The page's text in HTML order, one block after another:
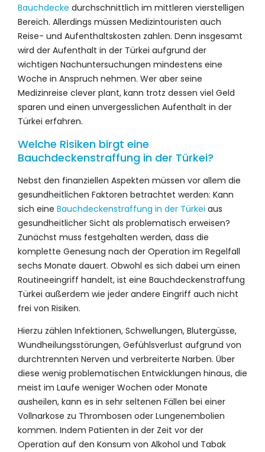
Bauchdecke durchschnittlich im mittleren vierstelligen
Bereich. Allerdings müssen Medizintouristen auch
Reise- und Aufenthaltskosten zahlen. Denn insgesamt
wird der Aufenthalt in der Türkei aufgrund der
wichtigen Nachuntersuchungen mindestens eine
Woche in Anspruch nehmen. Wer aber seine
Medizinreise clever plant, kann trotz dessen viel Geld
sparen und einen unvergesslichen Aufenthalt in der
Türkei erfahren.
Welche Risiken birgt eine
Bauchdeckenstraffung in der Türkei?
Nebst den finanziellen Aspekten müssen vor allem die
gesundheitlichen Faktoren betrachtet werden: Kann
sich eine Bauchdeckenstraffung in der Türkei aus
gesundheitlicher Sicht als problematisch erweisen?
Zunächst muss festgehalten werden, dass die
komplette Genesung nach der Operation im Regelfall
sechs Monate dauert. Obwohl es sich dabei um einen
Routineeingriff handelt, ist eine Bauchdeckenstraffung
Türkei außerdem wie jeder andere Eingriff auch nicht
frei von Risiken.
Hierzu zählen Infektionen, Schwellungen, Blutergüsse,
Wundheilungsstörungen, Gefühlsverlust aufgrund von
durchtrennten Nerven und verbreiterte Narben. Über
diese wenig problematischen Entwicklungen hinaus, die
meist im Laufe weniger Wochen oder Monate
ausheilen, kann es in sehr seltenen Fällen bei einer
Vollnarkose zu Thrombosen oder Lungenembolien
kommen. Indem Patienten in der Zeit vor der
Operation auf den Konsum von Alkohol und Tabak